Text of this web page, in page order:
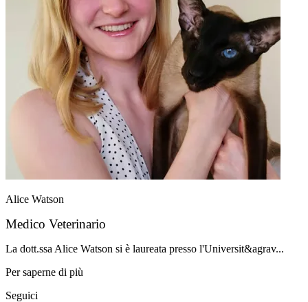
Alice Watson
Medico Veterinario
La dott.ssa Alice Watson si è laureata presso l'Universit&agrav...
Per saperne di più
Seguici